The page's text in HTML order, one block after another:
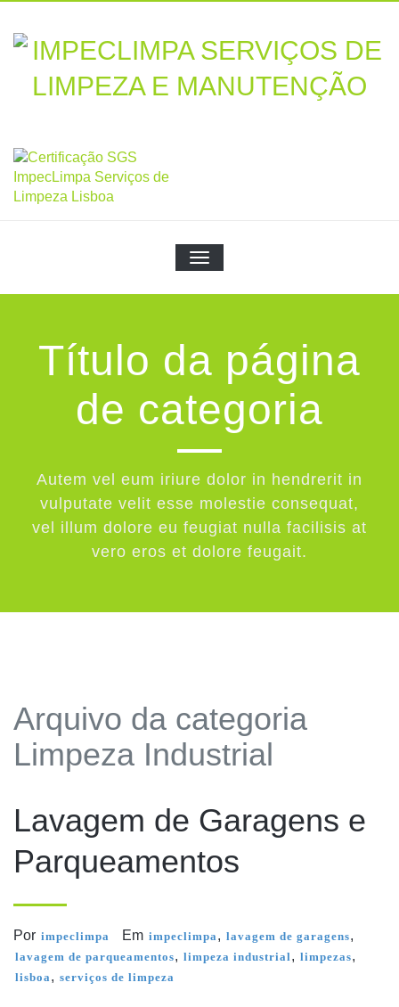
content
TOGGLE NAVIGATION
Título da página
de categoria
Autem vel eum iriure dolor in hendrerit in
vulputate velit esse molestie consequat,
vel illum dolore eu feugiat nulla facilisis at
vero eros et dolore feugait.
Arquivo da categoria
Limpeza Industrial
Lavagem de Garagens e
Parqueamentos
Por impeclimpa Em impeclimpa, lavagem de garagens,
lavagem de parqueamentos, limpeza industrial, limpezas,
lisboa, serviços de limpeza